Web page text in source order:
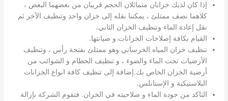
إذا كان لديك خزانان متماثلان الحجم قريبان من بعضهما البعض ،
كلاهما نصف ممتلئ ، يمكننا نقله إلى خزان واحد وتنظيف الآخر ثم
نقل إعادة الماء وتنظيف الخزان الثاني.
القيام بكافة إصلاحات الخزانات و صيانتها.
تنظيف خزان المياه الخرساني وهو ممتلئ بفتحة رأس ، وتنظيف
الأرضيات تحت الماء والضوء ، و تنظيف الحطام و الشوائب من
أرضية الخزان الخاص بك.إضافة إلى تنظيف كافة انواع الخزانات
البلاستيكية و الإستانلس.
التاكد من جودة الماء و صلاحيته في الخزان. فتقوم الشركة بإزالة